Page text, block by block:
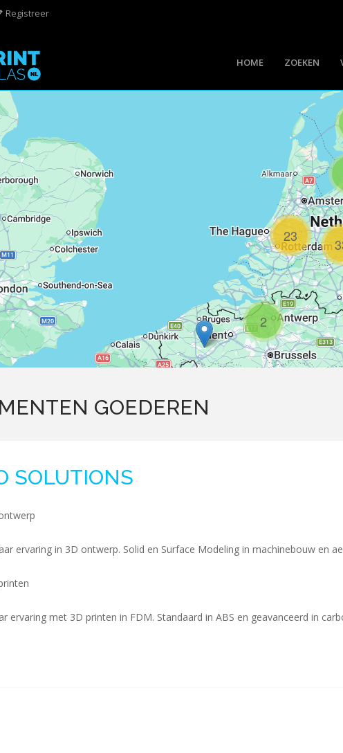
gaan
Registreer
HOME ZOEKEN
2
23
GOEDEREN
SOLUTIONS
ervaring in 3D ontwerp. Solid en Surface Modeling in machinebouw en
ervaring met 3D printen in FDM. Standaard in ABS en geavanceerd in